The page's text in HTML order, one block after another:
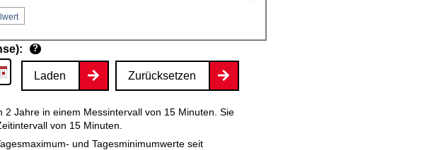
?
Laden Zurücksetzen
Jahre in einem Messintervall von 15 Minuten. Sie
von 15 Minuten.
und Tagesminimumwerte seit